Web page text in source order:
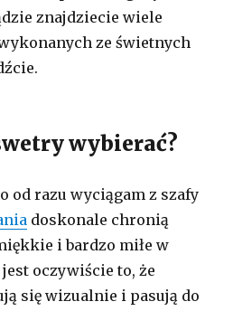
znajdziecie wiele
ze świetnych
wybierać?
od razu wyciągam z szafy
doskonale chronią
i bardzo miłe w
oczywiście to, że
się wizualnie i pasują do